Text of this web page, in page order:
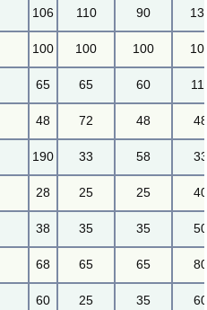
106 110 90
100 100 100
65 65 60
48 72 48 48
190 33 58 33
28 25 25 40
38 35 35 50
68 65 65 80
60 25 35 60